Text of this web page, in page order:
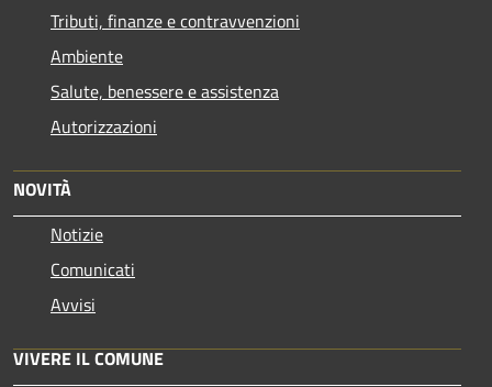
Tributi, finanze e contravvenzioni
Ambiente
Salute, benessere e assistenza
Autorizzazioni
NOVITÀ
Notizie
Comunicati
Avvisi
VIVERE IL COMUNE